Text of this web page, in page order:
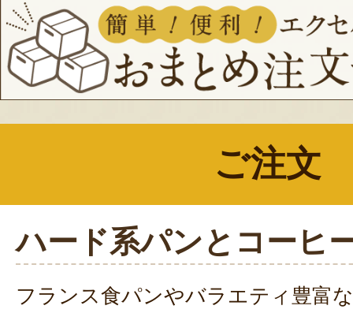
ご注文
ハード系パンとコーヒ
フランス食パンやバラエティ豊富